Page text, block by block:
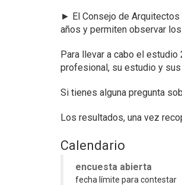
► El Consejo de
años y permiten observar
Para llevar a cabo el
profesional, su estudio y
Si tienes alguna pregunta
Los resultados, una vez
Calendario
encuesta abierta
fecha límite para contestar